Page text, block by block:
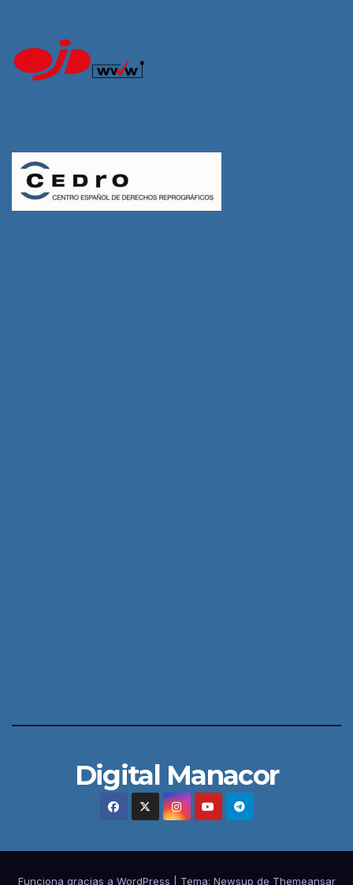
Digital Manacor
Funciona gracias a WordPress Tema: Newsup de Themeansar